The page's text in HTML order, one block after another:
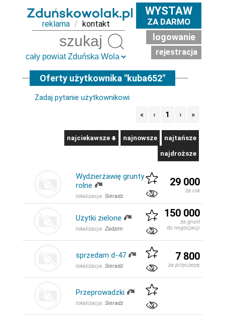
reklama / kontakt
WYSTAW
ZA DARMO
logowanie
rejestracja
Oferty użytkownika "kuba652"
Zadaj pytanie użytkownikowi
«
‹ 1 › »
najciekawsze najnowsze najtańsze
najdroższe
Wydzierżawię grunty
rolne
lokalizacja: Sieradz
29 000
za rok
Użytki zielone
lokalizacja: Zadzim
150 000
za grunt
do negocjacji
sprzedam d-47
lokalizacja: Sieradz
7 800
za przyczepę
Przeprowadzki
lokalizacja: Sieradz